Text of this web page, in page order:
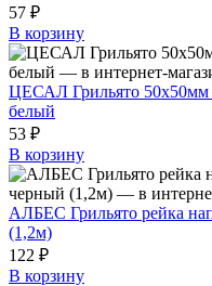
57 ₽
В корзину
ЦЕСАЛ Грильято 50х50мм
белый
53 ₽
В корзину
АЛБЕС Грильято рейка
(1,2м)
122 ₽
В корзину